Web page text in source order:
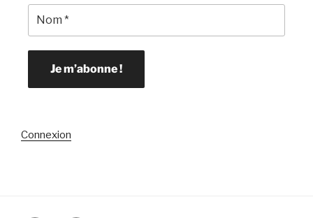
Connexion